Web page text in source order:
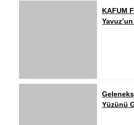
KAFUM
Yüzünü